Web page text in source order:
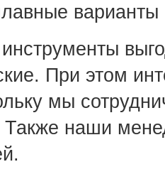
При этом
мы
наши